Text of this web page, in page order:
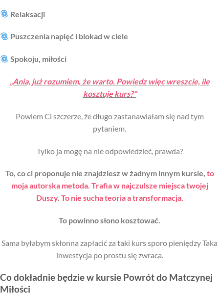
Relaksacji
Puszczenia napięć i blokad w ciele
Spokoju, miłości
„Ania, już rozumiem, że warto. Powiedz więc wreszcie, ile
kosztuje kurs?”
Powiem Ci szczerze, że długo zastanawiałam się nad tym
pytaniem.
Tylko ja mogę na nie odpowiedzieć, prawda?
To, co ci proponuje nie znajdziesz w żadnym innym kursie, to
moja autorska metoda. Trafia w najczulsze miejsca twojej
Duszy. To nie sucha teoria a transformacja.
To powinno słono kosztować.
Sama byłabym skłonna zapłacić za taki kurs sporo pieniędzy Taka
inwestycja po prostu się zwraca.
Co dokładnie będzie w kursie Powrót do Matczynej
Miłości